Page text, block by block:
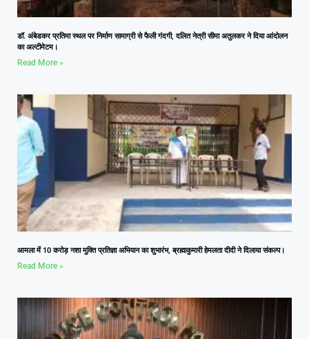
डॉ. अंबेडकर प्रतिमा स्थल पर निर्माण सामाग्री से फैली गंदगी, दलित नेत्री सीमा अतुलकर ने दिया आंदोलन
का अल्टीमेटम।
Read More »
आमला में 10 करोड़ नशा मुक्ति प्रतिज्ञा अभियान का शुभारंभ, ब्रह्माकुमारी हेमलता दीदी ने दिलाया संकल्प।
Read More »